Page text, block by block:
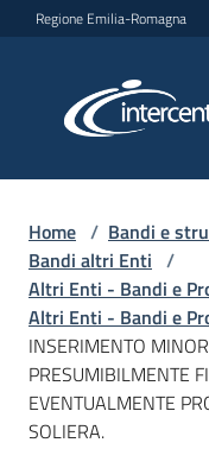
Vai al contenuto
Vai alla navigazione
Vai al footer
Regione Emilia-Romagna
L'Agenzia
Bandi
Home / Bandi e
Bandi altri Enti /
Altri Enti - Bandi e
Altri Enti - Bandi e
INSERIMENTO
PRESUMIBILMENTE
EVENTUALMENTE
SOLIERA.